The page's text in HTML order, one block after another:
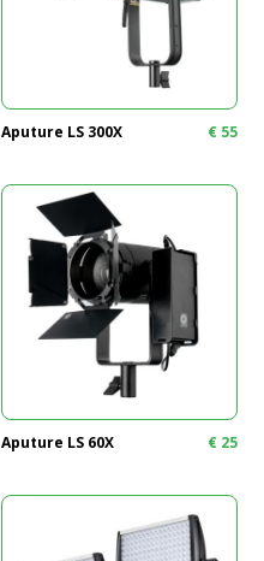
Aputure LS 300X €55
Aputure LS 60X €25